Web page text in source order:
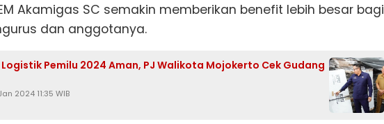
Akamigas SC semakin memberikan benefit lebih besar bagi
dan anggotanya.
Pemilu 2024 Aman, PJ Walikota Mojokerto Cek Gudang
2024 11:35 WIB